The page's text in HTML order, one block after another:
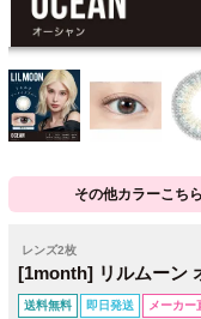
その他カラーこちら
レンズ2枚
[1month] リルムーン
送料無料 即日発送 メーカー